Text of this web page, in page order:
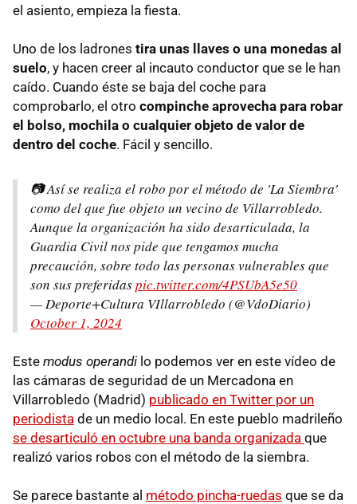
el asiento, empieza la fiesta.
Uno de los ladrones tira unas llaves o una monedas al
suelo, y hacen creer al incauto conductor que se le han
caído. Cuando éste se baja del coche para
comprobarlo, el otro compinche aprovecha para robar
el bolso, mochila o cualquier objeto de valor de
dentro del coche. Fácil y sencillo.
📷 Así se realiza el robo por el método de 'La Siembra'
como del que fue objeto un vecino de Villarrobledo.
Aunque la organización ha sido desarticulada, la
Guardia Civil nos pide que tengamos mucha
precaución, sobre todo las personas vulnerables que
son sus preferidaspic.twitter.com/4PSUbA5e50
— Deporte+Cultura VIllarrobledo (@VdoDiario)
October 1, 2024
Este modus operandi lo podemos ver en este vídeo de
las cámaras de seguridad de un Mercadona en
Villarrobledo (Madrid) publicado en Twitter por un
periodista de un medio local. En este pueblo madrileño
se desarticuló en octubre una banda organizada que
realizó varios robos con el método de la siembra.
Se parece bastante al método pincha-ruedas que se da